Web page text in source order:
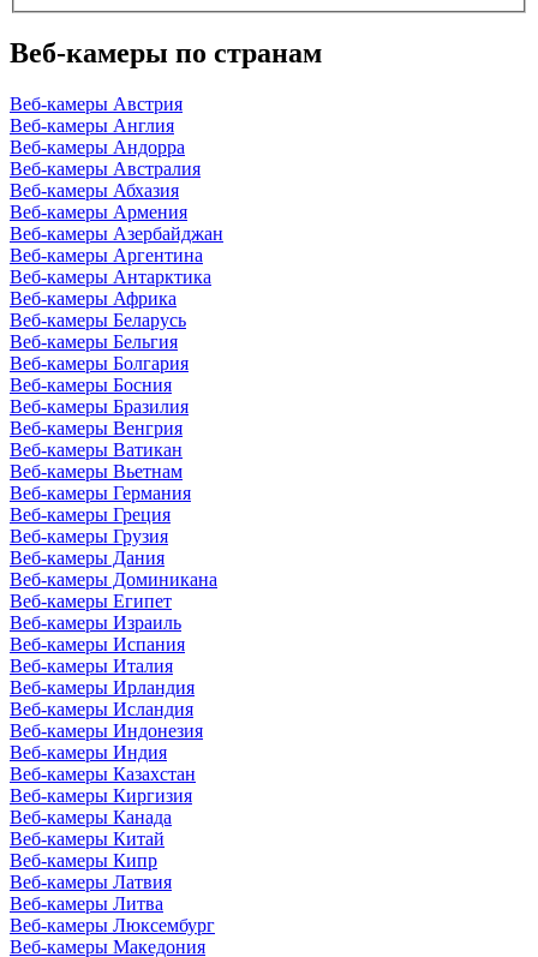
Веб-камеры по странам
Веб-камеры Австрия
Веб-камеры Англия
Веб-камеры Андорра
Веб-камеры Австралия
Веб-камеры Абхазия
Веб-камеры Армения
Веб-камеры Азербайджан
Веб-камеры Аргентина
Веб-камеры Антарктика
Веб-камеры Африка
Веб-камеры Беларусь
Веб-камеры Бельгия
Веб-камеры Болгария
Веб-камеры Босния
Веб-камеры Бразилия
Веб-камеры Венгрия
Веб-камеры Ватикан
Веб-камеры Вьетнам
Веб-камеры Германия
Веб-камеры Греция
Веб-камеры Грузия
Веб-камеры Дания
Веб-камеры Доминикана
Веб-камеры Египет
Веб-камеры Израиль
Веб-камеры Испания
Веб-камеры Италия
Веб-камеры Ирландия
Веб-камеры Исландия
Веб-камеры Индонезия
Веб-камеры Индия
Веб-камеры Казахстан
Веб-камеры Киргизия
Веб-камеры Канада
Веб-камеры Китай
Веб-камеры Кипр
Веб-камеры Латвия
Веб-камеры Литва
Веб-камеры Люксембург
Веб-камеры Македония